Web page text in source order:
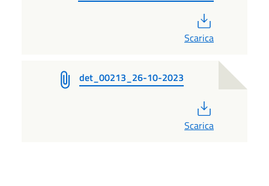
Scarica
det_00213_26-10-2023
Scarica